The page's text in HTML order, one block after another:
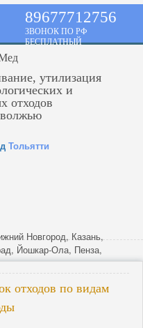
Тольятти
Новгород,Казань,
, Йошкар-Ола, Пенза,
утилизация
и
отходов
89677712756
ЗВОНОК ПО РФ
БЕСПЛАТНЫЙ
отходов по видам